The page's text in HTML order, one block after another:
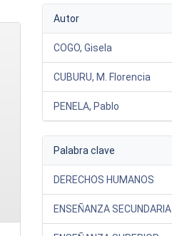
Autor
COGO, Gisela
CUBURU, M. Florencia
PENELA, Pablo
Palabra clave
DERECHOS HUMANOS
ENSEÑANZA SECUNDARIA